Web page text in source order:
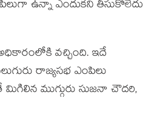
ఉన్నా ఎందుకని తీసుకోలేదు
వచ్చింది. ఇదే
రాజ్యసభ ఎంపిలు
ముగ్గురు సుజనా చౌదరి,